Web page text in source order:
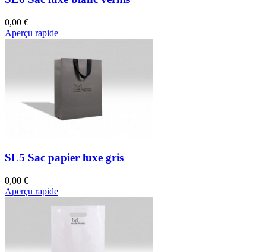
0,00 €
Aperçu rapide
SL5 Sac papier luxe gris
0,00 €
Aperçu rapide